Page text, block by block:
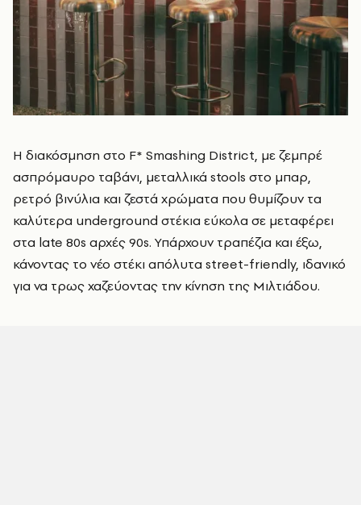
Η διακόσμηση στο F* Smashing District, με ζεμπρέ
ασπρόμαυρο ταβάνι, μεταλλικά stools στο μπαρ,
ρετρό βινύλια και ζεστά χρώματα που θυμίζουν τα
καλύτερα underground στέκια εύκολα σε μεταφέρει
στα late 80s αρχές 90s. Υπάρχουν τραπέζια και έξω,
κάνοντας το νέο στέκι απόλυτα street-friendly, ιδανικό
για να τρως χαζεύοντας την κίνηση της Μιλτιάδου.